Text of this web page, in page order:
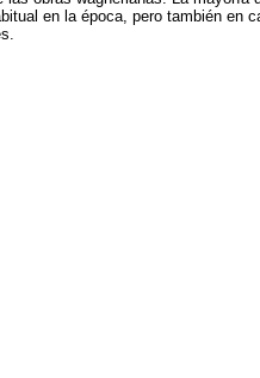
en la época, pero también en